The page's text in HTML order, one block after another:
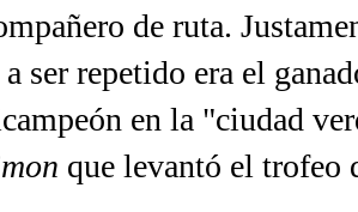
de ruta.
ser repetido era el
en la "ciudad
que levantó el trofeo